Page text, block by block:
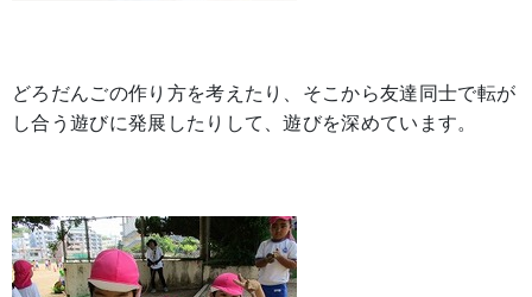
どろだんごの作り方を考えたり、そこから友達同士で転が
し合う遊びに発展したりして、遊びを深めています。